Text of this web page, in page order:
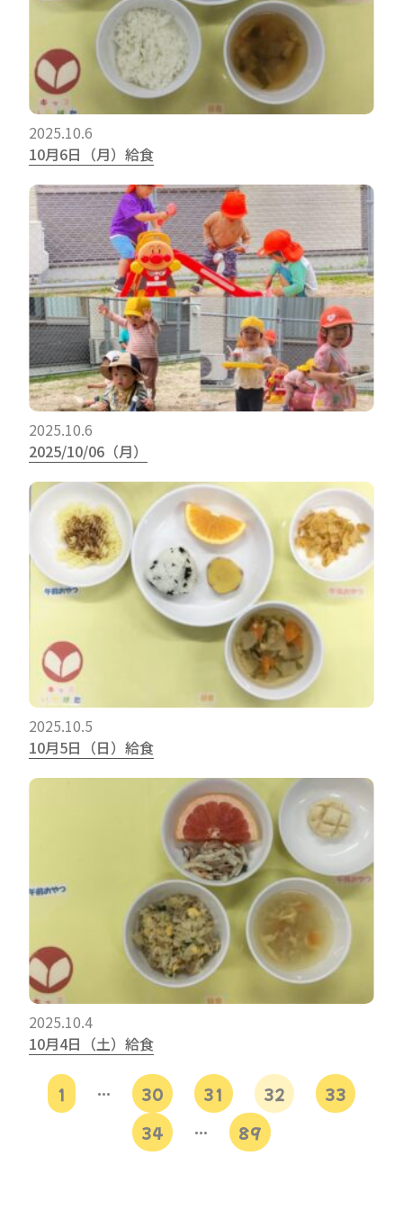
2025.10.6
10月6日（月）給食
2025.10.6
2025/10/06（月）
2025.10.5
10月5日（日）給食
2025.10.4
10月4日（土）給食
1 … 30 31 32
33
34
… 89